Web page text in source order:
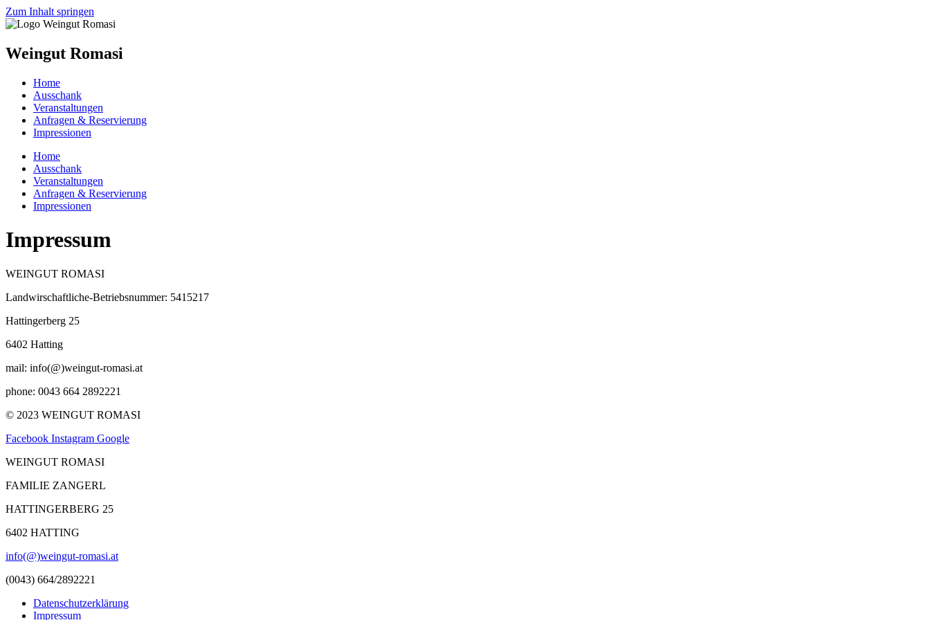
Zum Inhalt springen
Weingut Romasi
Home
Ausschank
Veranstaltungen
Anfragen & Reservierung
Impressionen
Home
Ausschank
Veranstaltungen
Anfragen & Reservierung
Impressionen
Impressum
WEINGUT ROMASI
Landwirschaftliche-Betriebsnummer: 5415217
Hattingerberg 25
6402 Hatting
mail: info(@)weingut-romasi.at
phone: 0043 664 2892221
© 2023 WEINGUT ROMASI
Facebook Instagram Google
WEINGUT ROMASI
FAMILIE ZANGERL
HATTINGERBERG 25
6402 HATTING
info(@)weingut-romasi.at
(0043) 664/2892221
Datenschutzerklärung
Impressum